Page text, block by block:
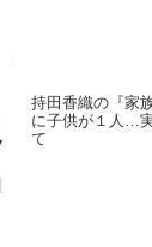
持田香織の『家
に子供が１人…
て